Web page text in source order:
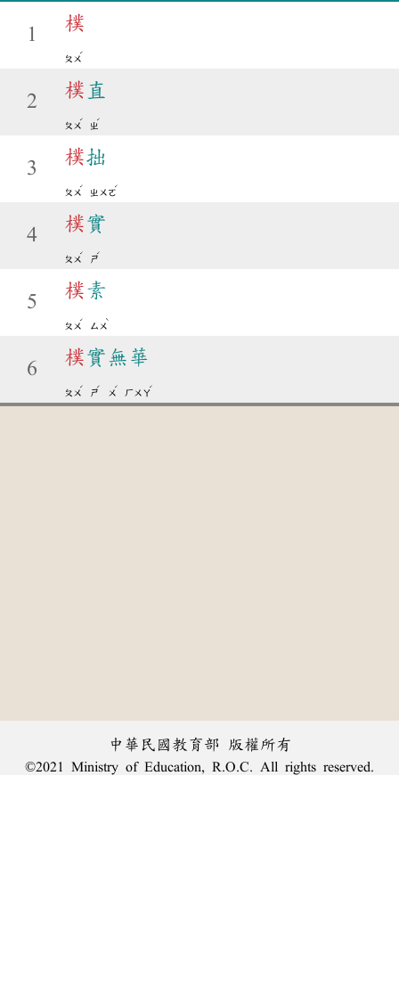
1
樸
ㄆㄨ
ˊ
2
樸 直
ㄆㄨ
ˊ
ㄓ
ˊ
3
樸拙
ㄆㄨ
ˊ
ㄓㄨㄛ
ˊ
4
樸實
ㄆㄨ
ˊ
ㄕ
ˊ
5
樸素
ㄆㄨ
ˊ
ㄙㄨ
ˋ
6
樸實無華
ㄆㄨ
ˊ
ㄕ
ˊ
ㄨ
ˊ
ㄏㄨㄚ
ˊ
中華民國教育部 版權所有
©2021 Ministry of Education, R.O.C. All rights reserved.